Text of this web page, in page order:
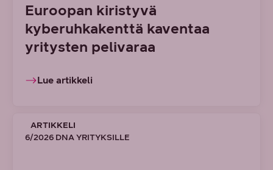
Euroopan kiristyvä
kyberuhkakenttä kaventaa
yritysten pelivaraa
Lue artikkeli
ARTIKKELI
6/2026 DNA YRITYKSILLE